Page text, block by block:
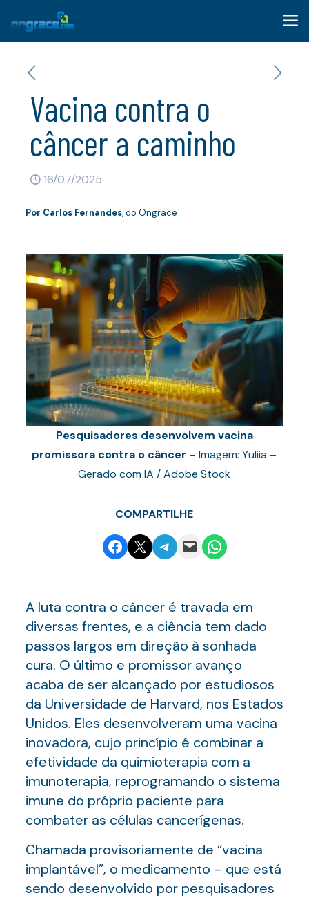
Vacina contra o
câncer a caminho
16/07/2025
Por Carlos Fernandes, do Ongrace
Pesquisadores desenvolvem vacina
promissora contra o câncer – Imagem: Yuliia –
Gerado com IA / Adobe Stock
COMPARTILHE
Share on Facebook
Email this PageShare on Telegram
Email this PageShare on WhatsApp
A luta contra o câncer é travada em
diversas frentes, e a ciência tem dado
passos largos em direção à sonhada
cura. O último e promissor avanço
acaba de ser alcançado por estudiosos
da Universidade de Harvard, nos Estados
Unidos. Eles desenvolveram uma vacina
inovadora, cujo princípio é combinar a
efetividade da quimioterapia com a
imunoterapia, reprogramando o sistema
imune do próprio paciente para
combater as células cancerígenas.
Chamada provisoriamente de “vacina
implantável”, o medicamento – que está
sendo desenvolvido por pesquisadores